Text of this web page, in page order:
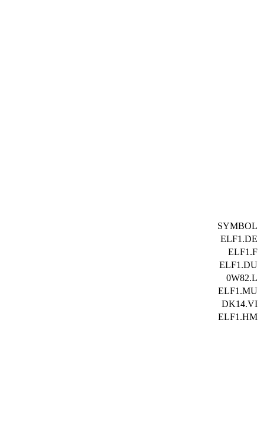
SYMBOL
ELF1.DE
ELF1.F
ELF1.DU
0W82.L
ELF1.MU
DK14.VI
ELF1.HM